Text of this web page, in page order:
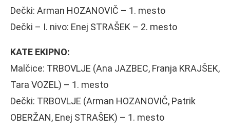
Dečki: Arman HOZANOVIČ – 1. mesto
Dečki – I. nivo: Enej STRAŠEK – 2. mesto
KATE EKIPNO:
Malčice: TRBOVLJE (Ana JAZBEC, Franja KRAJŠEK,
Tara VOZEL) – 1. mesto
Dečki: TRBOVLJE (Arman HOZANOVIČ, Patrik
OBERŽAN, Enej STRAŠEK) – 1. mesto